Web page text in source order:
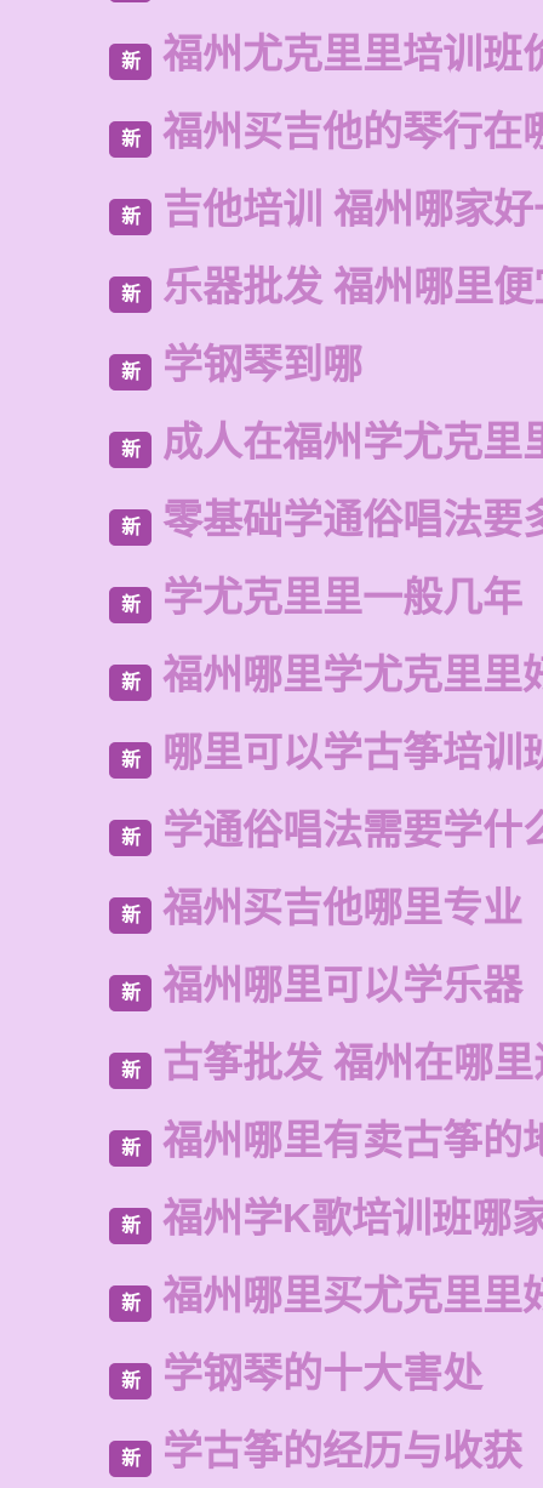
新 福州尤克里里培训班
新 福州买吉他的琴行在
新 吉他培训 福州哪家
新 乐器批发 福州哪里
新 学钢琴到哪
新 成人在福州学尤克里
新 零基础学通俗唱法要
新 学尤克里里一般几年
新 福州哪里学尤克里里
新 哪里可以学古筝培训
新 学通俗唱法需要学什
新 福州买吉他哪里专业
新 福州哪里可以学乐器
新 古筝批发 福州在哪
新 福州哪里有卖古筝的
新 福州学K歌培训班哪
新 福州哪里买尤克里里
新 学钢琴的十大害处
新 学古筝的经历与收获